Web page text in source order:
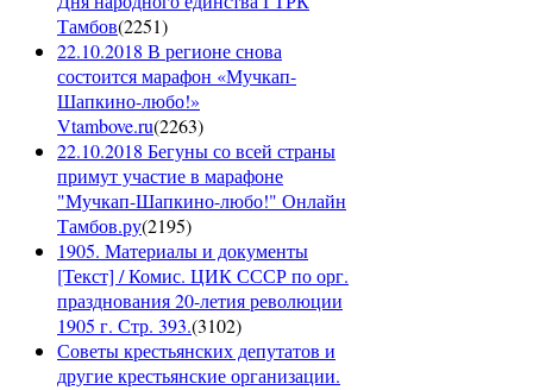
Тамбов(2251)
22.10.2018 В регионе снова
состоится марафон «Мучкап-
Шапкино-любо!»
Vtambove.ru(2263)
22.10.2018 Бегуны со всей страны
примут участие в марафоне
"Мучкап-Шапкино-любо!" Онлайн
Тамбов.ру(2195)
1905. Материалы и документы
[Текст] / Комис. ЦИК СССР по орг.
празднования 20-летия революции
1905 г. Стр. 393.(3102)
Советы крестьянских депутатов и
другие крестьянские организации.